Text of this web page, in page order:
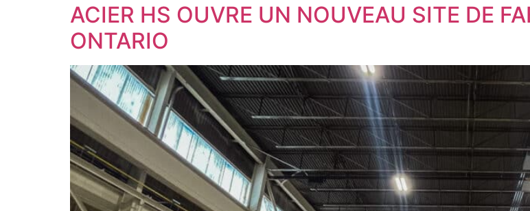
ACIER HS OUVRE UN NOUVEAU SITE DE
ONTARIO